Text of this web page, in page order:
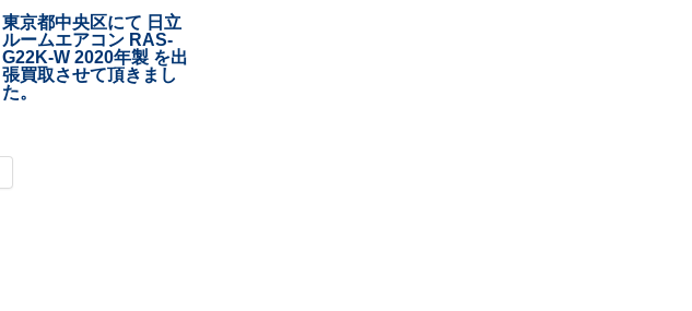
東京都中央区にて 日立
ルームエアコン RAS-
G22K-W 2020年製 を出
張買取させて頂きまし
た。